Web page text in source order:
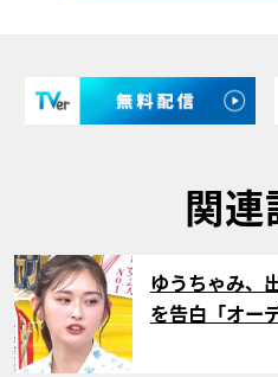
関連
サムネイル
ゆうちゃみ、
を告白「オー